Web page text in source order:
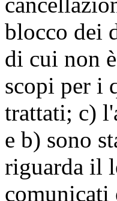
blocco dei
di cui non
scopi per i
trattati; c)
e b) sono
riguarda il
comunicati